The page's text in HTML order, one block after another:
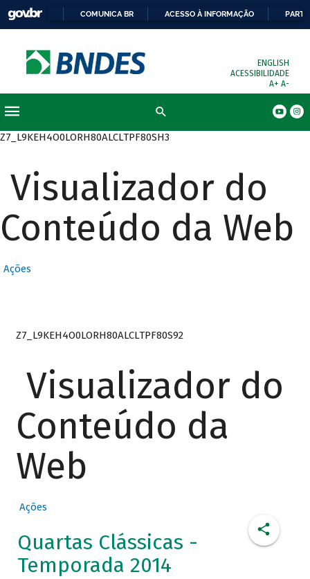
COMUNICA BR ACESSO À INFORMAÇÃO
ENGLISH
ACESSIBILIDADE
A+ A-
Z7_L9KEH4O0LORH80ALCLTPF80SH3
Visualizador do
Conteúdo da Web
Ações
Z7_L9KEH4O0LORH80ALCLTPF80S92
Visualizador do
Conteúdo da
Web
Ações
Quartas Clássicas -
Temporada 2014